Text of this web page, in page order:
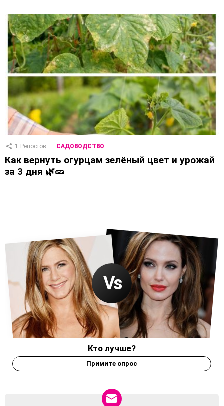
1 Репостов САДОВОДСТВО
Как вернуть огурцам зелёный цвет и урожай
за 3 дня 🌿🥒
Кто лучше?
Примите опрос